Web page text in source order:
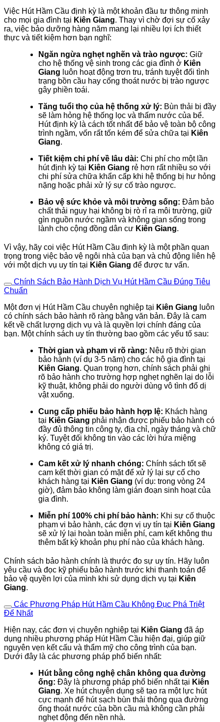
Việc Hút Hầm Cầu định kỳ là một khoản đầu tư thông minh
cho mọi gia đình tại Kiên Giang. Thay vì chờ đợi sự cố xảy
ra, việc bảo dưỡng hàng năm mang lại nhiều lợi ích thiết
thực và tiết kiệm hơn bạn nghĩ:
Ngăn ngừa nghẹt nghẽn và trào ngược: Giữ
cho hệ thống vệ sinh trong các gia đình ở Kiên
Giang luôn hoạt động trơn tru, tránh tuyệt đối tình
trạng bồn cầu hay cống thoát nước bị trào ngược
gây phiền toái.
Tăng tuổi thọ của hệ thống xử lý: Bùn thải bị đầy
sẽ làm hỏng hệ thống lọc và thấm nước của bể.
Hút định kỳ là cách tốt nhất để bảo vệ toàn bộ công
trình ngầm, vốn rất tốn kém để sửa chữa tại Kiên
Giang.
Tiết kiệm chi phí về lâu dài: Chi phí cho một lần
hút định kỳ tại Kiên Giang rẻ hơn rất nhiều so với
chi phí sửa chữa khẩn cấp khi hệ thống bị hư hỏng
nặng hoặc phải xử lý sự cố trào ngược.
Bảo vệ sức khỏe và môi trường sống: Đảm bảo
chất thải nguy hại không bị rò rỉ ra môi trường, giữ
gìn nguồn nước ngầm và không gian sống trong
lành cho cộng đồng dân cư Kiên Giang.
Vì vậy, hãy coi việc Hút Hầm Cầu định kỳ là một phần quan
trọng trong việc bảo vệ ngôi nhà của bạn và chủ động liên hệ
với một dịch vụ uy tín tại Kiên Giang để được tư vấn.
Chính Sách Bảo Hành Dịch Vụ Hút Hầm Cầu Đúng Tiêu
Chuẩn
Một đơn vị Hút Hầm Cầu chuyên nghiệp tại Kiên Giang luôn
có chính sách bảo hành rõ ràng bằng văn bản. Đây là cam
kết về chất lượng dịch vụ và là quyền lợi chính đáng của
bạn. Một chính sách uy tín thường bao gồm các yếu tố sau:
Thời gian và phạm vi rõ ràng: Nêu rõ thời gian
bảo hành (ví dụ 3-5 năm) cho các hộ gia đình tại
Kiên Giang. Quan trọng hơn, chính sách phải ghi
rõ bảo hành cho trường hợp nghẹt nghẽn lại do lỗi
kỹ thuật, không phải do người dùng vô tình đổ dị
vật xuống.
Cung cấp phiếu bảo hành hợp lệ: Khách hàng
tại Kiên Giang phải nhận được phiếu bảo hành có
đầy đủ thông tin công ty, địa chỉ, ngày tháng và chữ
ký. Tuyệt đối không tin vào các lời hứa miệng
không có giá trị.
Cam kết xử lý nhanh chóng: Chính sách tốt sẽ
cam kết thời gian có mặt để xử lý lại sự cố cho
khách hàng tại Kiên Giang (ví dụ: trong vòng 24
giờ), đảm bảo không làm gián đoạn sinh hoạt của
gia đình.
Miễn phí 100% chi phí bảo hành: Khi sự cố thuộc
phạm vi bảo hành, các đơn vị uy tín tại Kiên Giang
sẽ xử lý lại hoàn toàn miễn phí, cam kết không thu
thêm bất kỳ khoản phụ phí nào của khách hàng.
Chính sách bảo hành chính là thước đo sự uy tín. Hãy luôn
yêu cầu và đọc kỹ phiếu bảo hành trước khi thanh toán để
bảo vệ quyền lợi của mình khi sử dụng dịch vụ tại Kiên
Giang.
Các Phương Pháp Hút Hầm Cầu Không Đục Phá Triệt
Để Nhất
Hiện nay, các đơn vị chuyên nghiệp tại Kiên Giang đã áp
dụng nhiều phương pháp Hút Hầm Cầu hiện đại, giúp giữ
nguyên vẹn kết cấu và thẩm mỹ cho công trình của bạn.
Dưới đây là các phương pháp phổ biến nhất:
Hút bằng công nghệ chân không qua đường
ống: Đây là phương pháp phổ biến nhất tại Kiên
Giang. Xe hút chuyên dụng sẽ tạo ra một lực hút
cực mạnh để hút sạch bùn thải thông qua đường
ống thoát nước của bồn cầu mà không cần phải
nghẹt động đến nền nhà.